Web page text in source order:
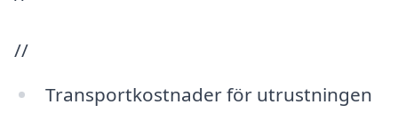
//
Transportkostnader för utrustningen